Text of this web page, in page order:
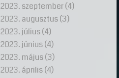
2023. szeptember(4)
2023. augusztus(3)
2023. július(4)
2023. június(4)
2023. május(3)
2023. április(4)